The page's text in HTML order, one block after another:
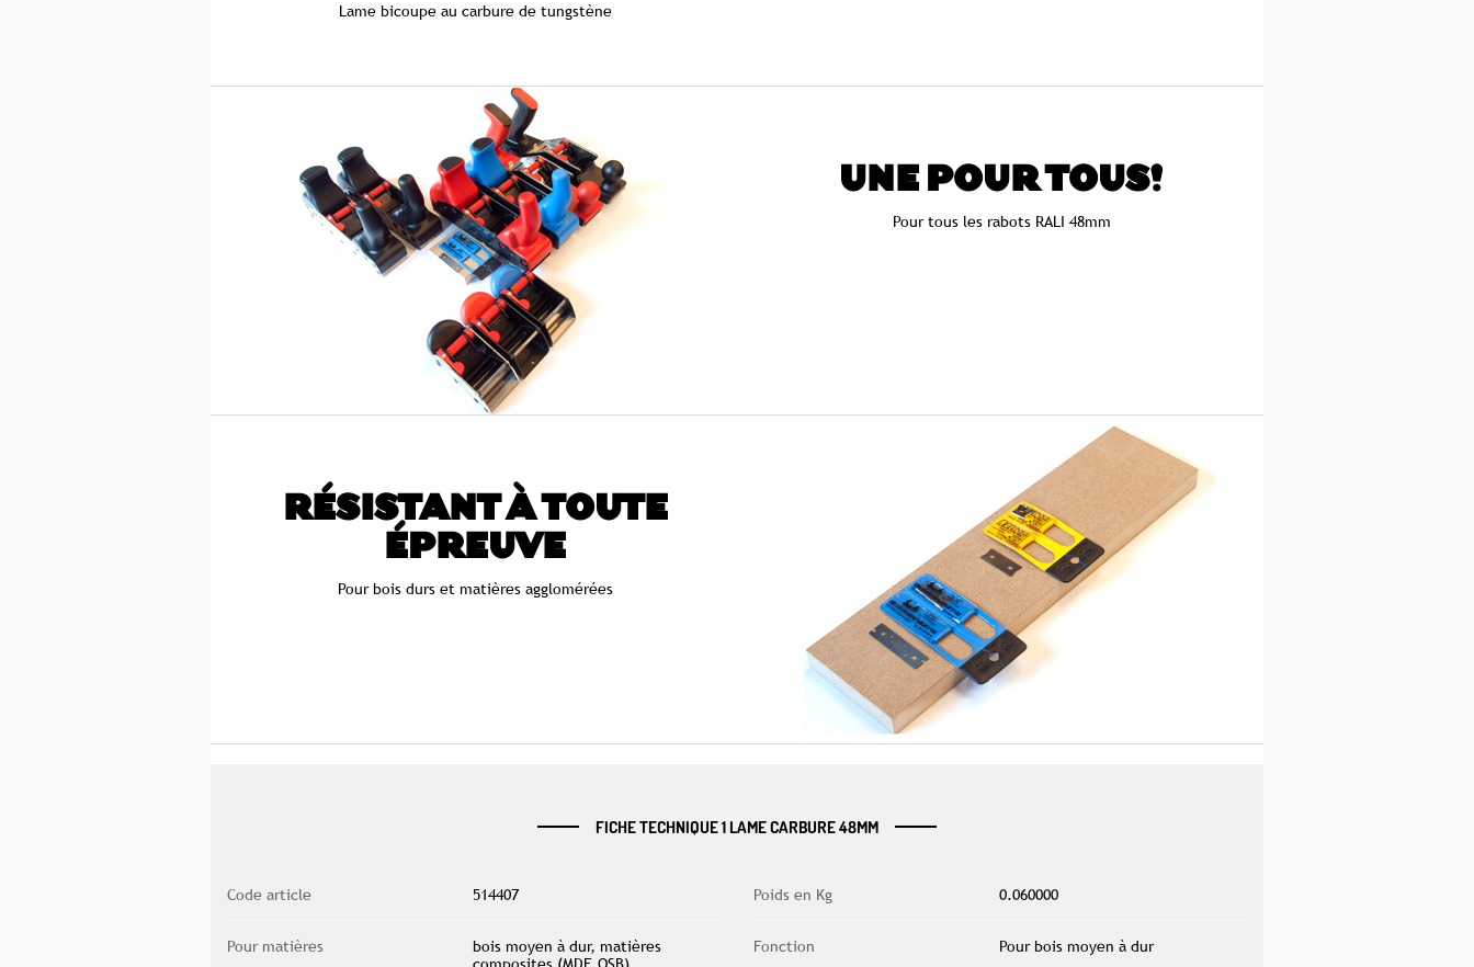
Lame bicoupe au carbure de tungstène
UNE POUR TOUS!
Pour tous les rabots RALI 48mm
RÉSISTANT À TOUTE
ÉPREUVE
Pour bois durs et matières agglomérées
FICHE TECHNIQUE 1 LAME CARBURE 48MM
Code article 514407
Pour matières
bois moyen à dur, matières
composites (MDF, OSB),
Poids en Kg 0.060000
Fonction Pour bois moyen à dur